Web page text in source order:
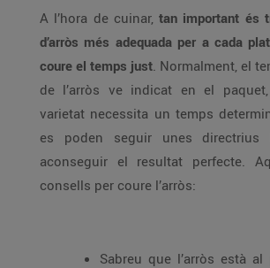
A l’hora de cuinar, tan important és
d’arròs més adequada per a cada
coure el temps just. Normalment, el
de l’arròs ve indicat en el
varietat necessita un temps
es poden seguir unes directrius
aconseguir el resultat perfecte.
consells per coure l’arròs:
Sabreu que l’arròs està al